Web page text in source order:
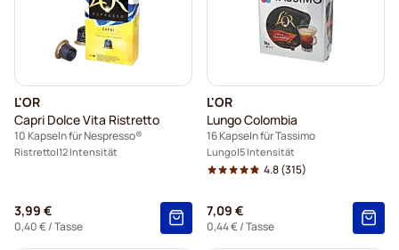
L'OR
Capri Dolce Vita Ristretto
10 Kapseln für Nespresso®
Ristretto 12 Intensität
3,99 €
0,40 €/ Tasse
L'OR
Lungo Colombia
16 Kapseln für Tassimo
Lungo 5 Intensität
4.8(315)
7,09 €
0,44 €/ Tasse